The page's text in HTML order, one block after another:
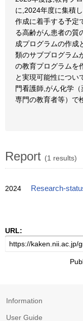
に,2024年度に集積
作成に着手する予定
る高齢がん患者の質
成プログラムの作成
類のサブプログラム
の教育プログラムを
と実現可能性につい
門看護師,がん化学
専門の教育者等）で
Report (1 results)
2024 Research-
URL:
Information
User Guide